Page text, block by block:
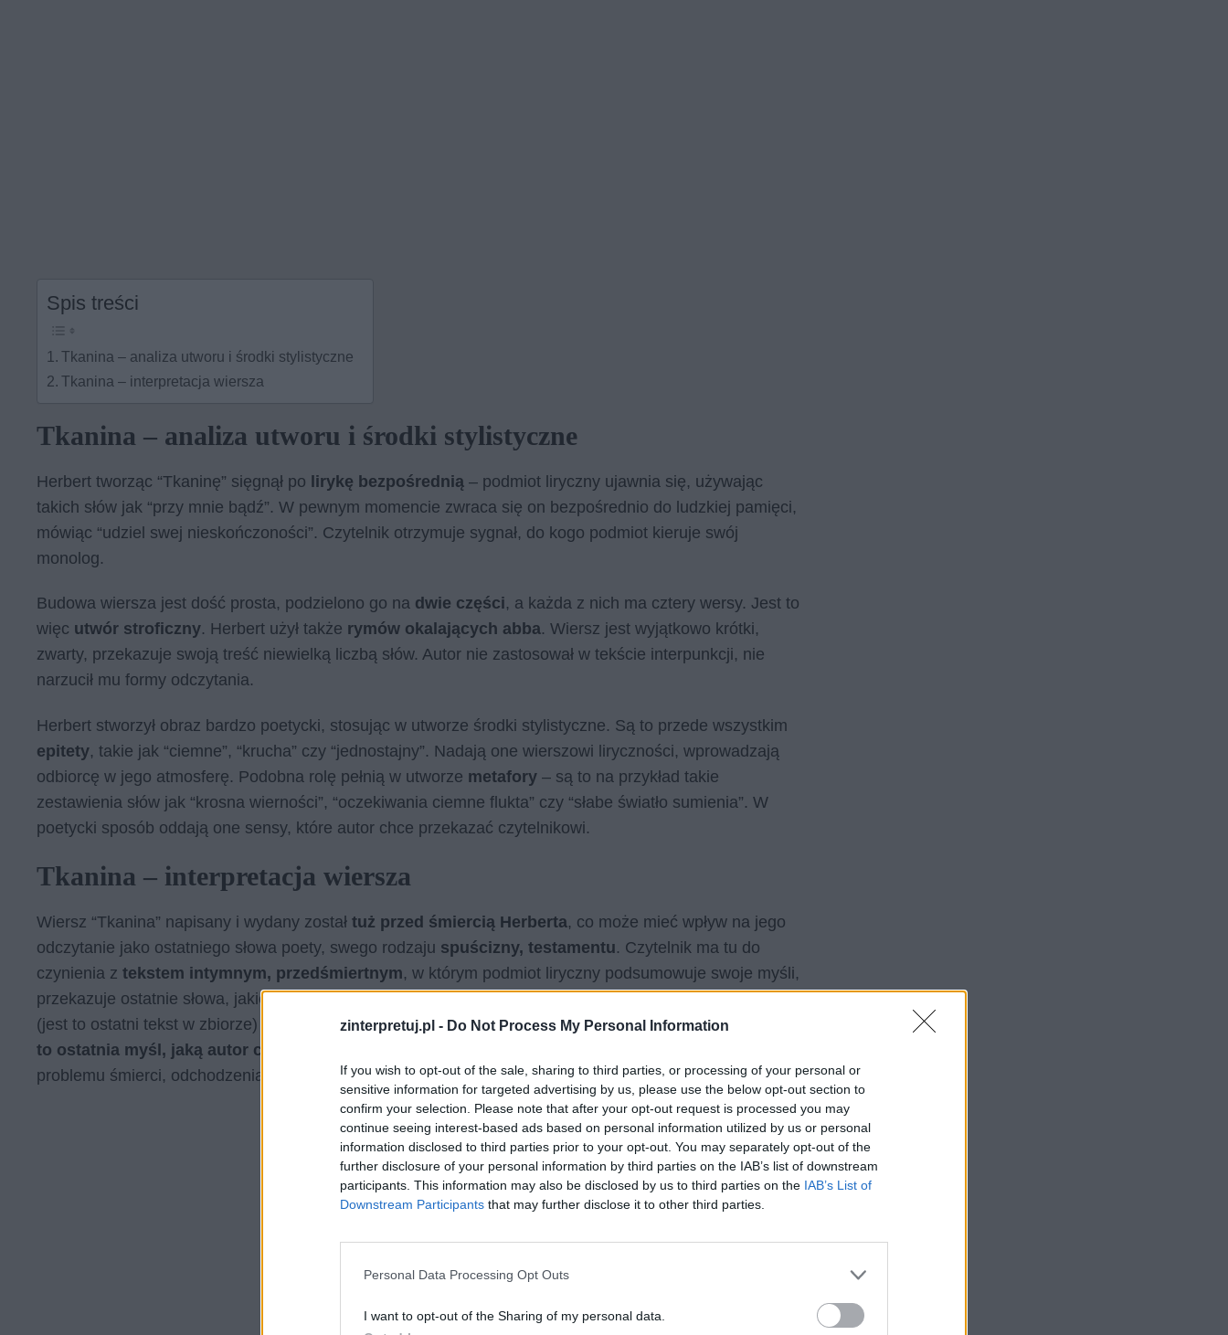
zinterpretuj.pl - Do Not Process My Personal Information
If you wish to opt-out of the sale, sharing to third parties, or processing of your personal or
sensitive information for targeted advertising by us, please use the below opt-out section to
confirm your selection. Please note that after your opt-out request is processed you may
continue seeing interest-based ads based on personal information utilized by us or personal
information disclosed to third parties prior to your opt-out. You may separately opt-out of the
further disclosure of your personal information by third parties on the IAB’s list of downstream
participants. This information may also be disclosed by us to third parties on the IAB’s List of
Downstream Participants that may further disclose it to other third parties.
Personal Data Processing Opt Outs
I want to opt-out of the Sharing of my personal data.
Spis treści
Tkanina – analiza utworu i środki stylistyczne
Tkanina – interpretacja wiersza
Tkanina – analiza utworu i środki stylistyczne
Herbert tworząc “Tkaninę” sięgnął po lirykę bezpośrednią – podmiot liryczny ujawnia się, używając
takich słów jak “przy mnie bądź”. W pewnym momencie zwraca się on bezpośrednio do ludzkiej pamięci,
mówiąc “udziel swej nieskończoności”. Czytelnik otrzymuje sygnał, do kogo podmiot kieruje swój
monolog.
Budowa wiersza jest dość prosta, podzielono go na dwie części, a każda z nich ma cztery wersy. Jest to
więc utwór stroficzny. Herbert użył także rymów okalających abba. Wiersz jest wyjątkowo krótki,
zwarty, przekazuje swoją treść niewielką liczbą słów. Autor nie zastosował w tekście interpunkcji, nie
narzucił mu formy odczytania.
Herbert stworzył obraz bardzo poetycki, stosując w utworze środki stylistyczne. Są to przede wszystkim
epitety, takie jak “ciemne”, “krucha” czy “jednostajny”. Nadają one wierszowi liryczności, wprowadzają
odbiorcę w jego atmosferę. Podobna rolę pełnią w utworze metafory – są to na przykład takie
zestawienia słów jak “krosna wierności”, “oczekiwania ciemne flukta” czy “słabe światło sumienia”. W
poetycki sposób oddają one sensy, które autor chce przekazać czytelnikowi.
Tkanina – interpretacja wiersza
Wiersz “Tkanina” napisany i wydany został tuż przed śmiercią Herberta, co może mieć wpływ na jego
odczytanie jako ostatniego słowa poety, swego rodzaju spuścizny, testamentu. Czytelnik ma tu do
czynienia z tekstem intymnym, przedśmiertnym, w którym podmiot liryczny podsumowuje swoje myśli,
przekazuje ostatnie słowa, jakie po nim zostaną. Jego umiejscowienie w ostatnim tomie wierszy Herberta
(jest to ostatni tekst w zbiorze) również wpływa znacząco na jego odbiór, wzmacniając wrażenie, że
to ostatnia myśl, jaką autor chciał się podzielić ze światem
problemu śmierci, odchodzenia i tego, co zostaje na ziemi po człowieku.